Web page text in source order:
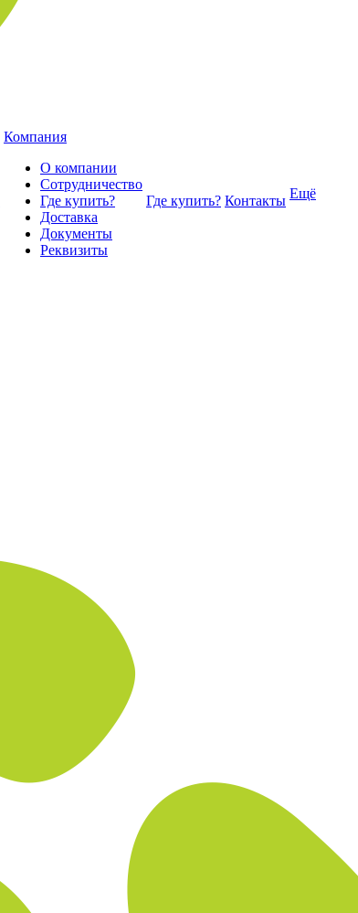
Компания
О компании
Сотрудничество
Где купить?
Доставка
Документы
Реквизиты
Где купить? Контакты Ещё